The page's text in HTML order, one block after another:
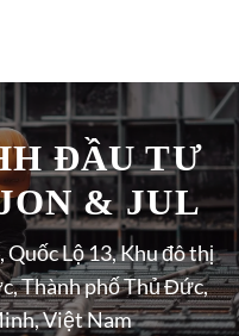
ĐẦU TƯ
& JUL
Lộ 13, Khu đô thị
Thành phố Thủ Đức,
Việt Nam